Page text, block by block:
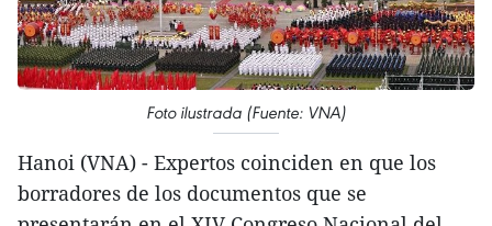
Foto ilustrada (Fuente: VNA)
Hanoi (VNA) - Expertos coinciden en que los
borradores de los documentos que se